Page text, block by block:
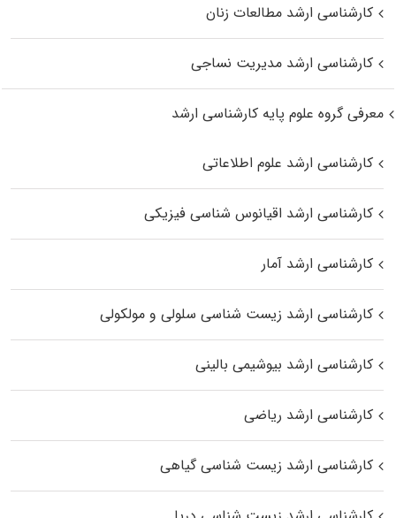
کارشناسی ارشد مطالعات زنان
کارشناسی ارشد مدیریت نساجی
معرفی گروه علوم پایه کارشناسی ارشد
کارشناسی ارشد علوم اطلاعاتی
کارشناسی ارشد اقیانوس‌ شناسی فیزیکی
کارشناسی ارشد آمار
کارشناسی ارشد زیست شناسی سلولی و مولکولی
کارشناسی ارشد بیوشیمی بالینی
کارشناسی ارشد ریاضی
کارشناسی ارشد زیست‌ شناسی گیاهی